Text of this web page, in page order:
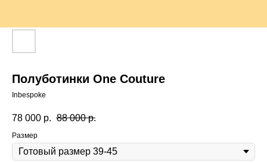
Полуботинки One Couture
Inbespoke
78 000 р. 88 000 р.
Размер